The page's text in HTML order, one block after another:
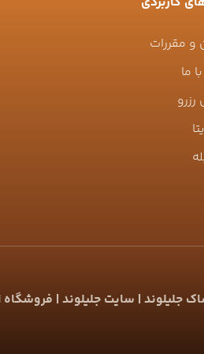
و مقررات
ما
جلیلوند | سایت جلیلوند | فروشگاه